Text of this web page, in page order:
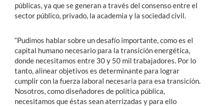
públicas, ya que se generan a través del consenso entre el
sector público, privado, la academia y la sociedad civil.
“Pudimos hablar sobre un desafío importante, como es el
capital humano necesario para la transición energética,
donde necesitamos entre 30 y 50 mil trabajadores. Por lo
tanto, alinear objetivos es determinante para lograr
cumplir con la fuerza laboral necesaria para esa transición.
Nosotros, como diseñadores de política pública,
necesitamos que éstas sean aterrizadas y para ello